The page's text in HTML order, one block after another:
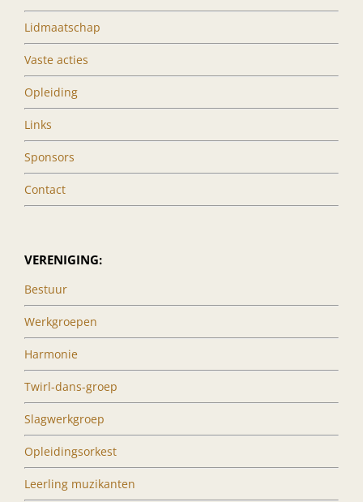
Lidmaatschap
Vaste acties
Opleiding
Links
Sponsors
Contact
VERENIGING:
Bestuur
Werkgroepen
Harmonie
Twirl-dans-groep
Slagwerkgroep
Opleidingsorkest
Leerling muzikanten